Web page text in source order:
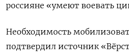
россияне «умеют воевать
Необходимость
подтвердил источник